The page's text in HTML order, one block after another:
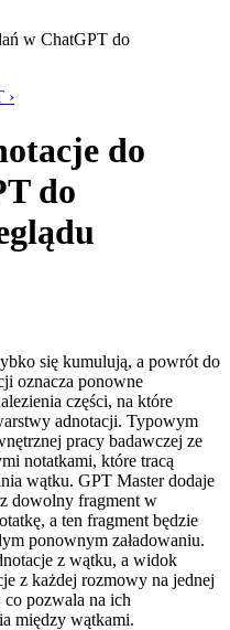
w ChatGPT do
›
do
do
się kumulują, a powrót do
oznacza ponowne
części, na które
adnotacji. Typowym
pracy badawczej ze
notatkami, które tracą
wątku. GPT Master dodaje
dowolny fragment w
a ten fragment będzie
ponownym załadowaniu.
z wątku, a widok
z każdej rozmowy na jednej
pozwala na ich
między wątkami.